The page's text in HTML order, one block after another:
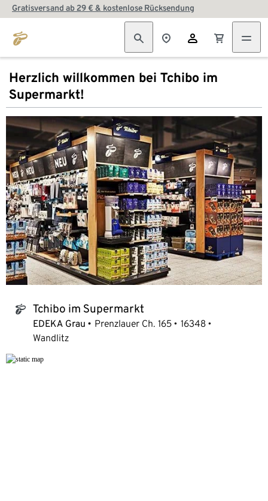
Gratisversand ab 29 € & kostenlose Rücksendung
Herzlich willkommen bei Tchibo im
Supermarkt!
tchibo_logo Tchibo im Supermarkt
EDEKA Grau Prenzlauer Ch. 165
16348
Wandlitz